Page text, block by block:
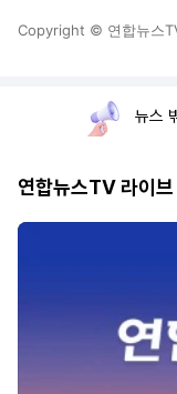
Copyright © 연합뉴스
뉴스
연합뉴스TV 라이브